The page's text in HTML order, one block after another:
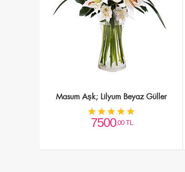
Masum Aşk; Lilyum Beyaz Güller
7500,00 TL